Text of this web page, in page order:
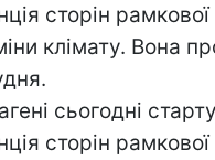
сторін рамкової
клімату. Вона
сьогодні
сторін рамкової